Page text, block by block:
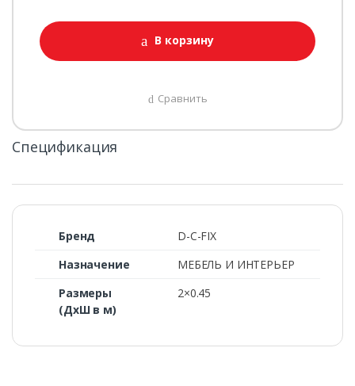
В корзину
Сравнить
Спецификация
Бренд
D-C-FIX
Назначение
МЕБЕЛЬ И ИНТЕРЬЕР
Размеры
(ДхШ в м)
2×0.45